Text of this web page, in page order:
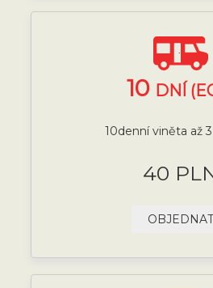
10 DNÍ
10denní viněta až
40
OBJEDNAT